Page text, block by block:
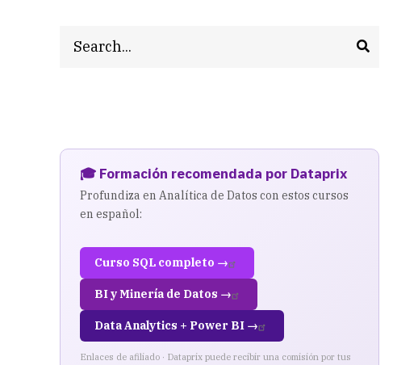
🎓 Formación recomendada por Dataprix
Profundiza en Analítica de Datos con estos cursos
en español:
Curso SQL completo →
BI y Minería de Datos →
Data Analytics + Power BI →
Enlaces de afiliado · Dataprix puede recibir una comisión por tus